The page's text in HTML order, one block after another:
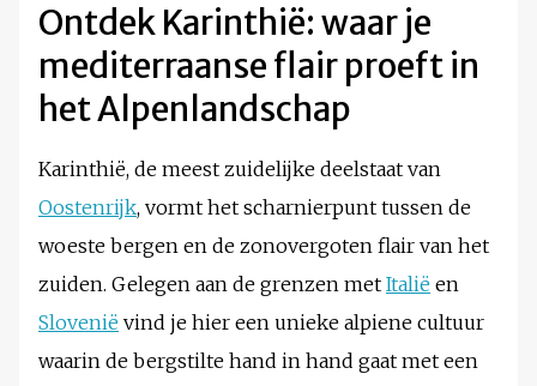
Ontdek Karinthië: waar je
mediterraanse flair proeft in
het Alpenlandschap
Karinthië, de meest zuidelijke deelstaat van
Oostenrijk, vormt het scharnierpunt tussen de
woeste bergen en de zonovergoten flair van het
zuiden. Gelegen aan de grenzen met Italië en
Slovenië vind je hier een unieke alpiene cultuur
waarin de bergstilte hand in hand gaat met een